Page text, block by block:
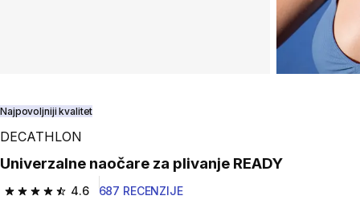
Najpovoljniji kvalitet
DECATHLON
Univerzalne naočare za plivanje READY
4.6
4.6 od 5 zvezdica from 687 Recenzije
687 RECENZIJE